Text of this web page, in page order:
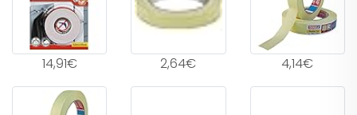
14,91€ 2,64€ 4,14€